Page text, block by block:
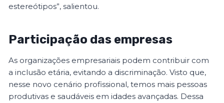
estereótipos”, salientou.
Participação das empresas
As organizações empresariais podem contribuir com
a inclusão etária, evitando a discriminação. Visto que,
nesse novo cenário profissional, temos mais pessoas
produtivas e saudáveis ​​em idades avançadas. Dessa